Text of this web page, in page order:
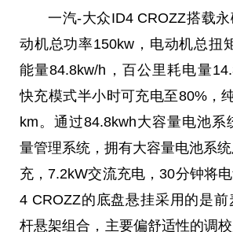
一汽-大众ID4 CROZZ搭载
动机总功率150kw，电动机总扭
能量84.8kw/h，百公里耗电量
快充模式半小时可充电至80%，
km。通过84.8kwh大容量电池系
量管理系统，拥有大容量电池系
充，7.2kW交流充电，30分钟将
4 CROZZ的底盘悬挂采用的是
杆悬架组合，主要偏舒适性的调